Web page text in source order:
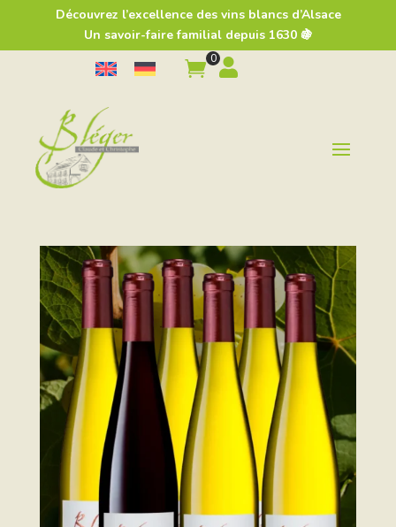
Découvrez l’excellence des vins blancs d’Alsace
Un savoir-faire familial depuis 1630 🍇
0
 